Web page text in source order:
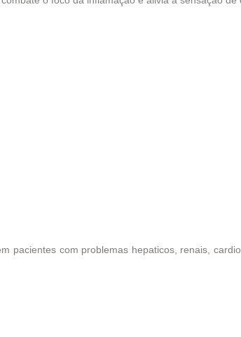
pacientes com problemas hepaticos, renais,